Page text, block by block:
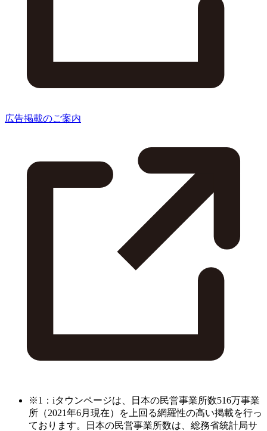
広告掲載のご案内
※1：iタウンページは、日本の民営事業所数516万事業
所（2021年6月現在）を上回る網羅性の高い掲載を行っ
ております。日本の民営事業所数は、総務省統計局サ